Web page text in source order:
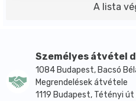
A lista
Személyes átvétel
1084 Budapest, Bacsó
Megrendelések átvétele
1119 Budapest, Tétényi